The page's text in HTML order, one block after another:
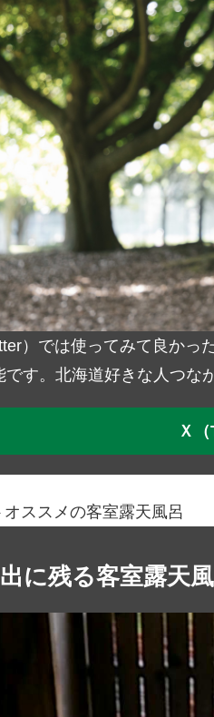
）では使ってみて良かっ
です。北海道好きな人つな
Ｘ
ススメの客室露天風呂
に残る客室露天